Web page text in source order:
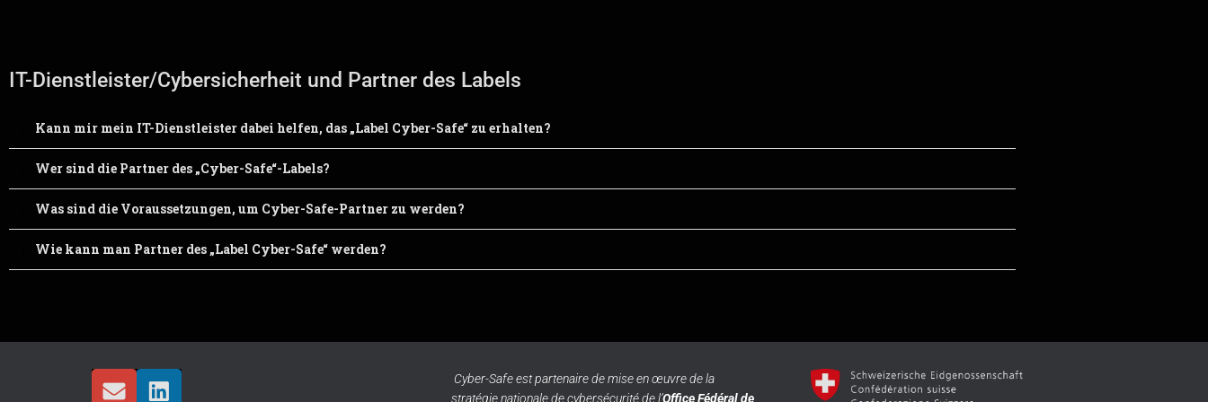
IT-Dienstleister/Cybersicherheit und Partner des Labels​
Kann mir mein IT-Dienstleister dabei helfen, das „Label Cyber-Safe“ zu erhalten?
Wer sind die Partner des „Cyber-Safe“-Labels?
Was sind die Voraussetzungen, um Cyber-Safe-Partner zu werden?
Wie kann man Partner des „Label Cyber-Safe“ werden?
Cyber-Safe est partenaire de mise en œuvre de la
stratégie nationale de cybersécurité de l’Office Fédéral de